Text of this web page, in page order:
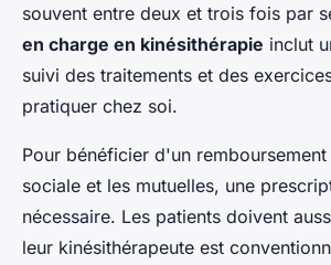
souvent entre deux et trois fois par
en charge en kinésithérapie inclut
suivi des traitements et des
pratiquer chez soi.
Pour bénéficier d'un
sociale et les mutuelles, une
nécessaire. Les patients doivent
leur kinésithérapeute est